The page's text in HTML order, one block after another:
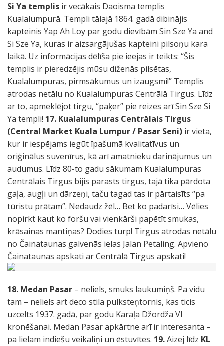
Si Ya templis ir vecākais Daoisma templis
Kualalumpurā. Templi tālajā 1864. gadā dibinājis
kapteinis Yap Ah Loy par godu dievībām Sin Sze Ya and
Si Sze Ya, kuras ir aizsargājušas kapteini pilsoņu kara
laikā. Uz informācijas dēlīša pie ieejas ir teikts: “Šis
templis ir pieredzējis mūsu diženās pilsētas,
Kualalumpuras, pirmsākumus un izaugsmi!” Templis
atrodas netālu no Kualalumpuras Centrālā Tirgus. Līdz
ar to, apmeklējot tirgu, “paķer” pie reizes arī Sin Sze Si
Ya templi! 17. Kualalumpuras Centrālais Tirgus
(Central Market Kuala Lumpur / Pasar Seni) ir vieta,
kur ir iespējams iegūt īpašumā kvalitatīvus un
oriģinālus suvenīrus, kā arī amatnieku darinājumus un
audumus. Līdz 80-to gadu sākumam Kualalumpuras
Centrālais Tirgus bijis parasts tirgus, tajā tika pārdota
gaļa, augļi un dārzeņi, taču tagad tas ir pārtaisīts “pa
tūristu prātam”. Nedaudz žēl… Bet ko padarīsi… Vēlies
nopirkt kaut ko foršu vai vienkārši papētīt smukas,
krāsainas mantiņas? Dodies turp! Tirgus atrodas netālu
no Čainataunas galvenās ielas Jalan Petaling. Apvieno
Čainataunas apskati ar Centrālā Tirgus apskati!
18. Medan Pasar – neliels, smuks laukumiņš. Pa vidu
tam – neliels art deco stila pulksteņtornis, kas ticis
uzcelts 1937. gadā, par godu Karaļa Džordža VI
kronēšanai. Medan Pasar apkārtne arī ir interesanta –
pa lielam indiešu veikaliņi un ēstuvītes. 19.Aizej līdz KL